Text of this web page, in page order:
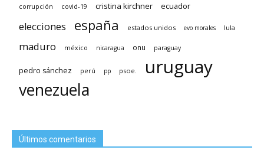
corrupción covid-19 cristina kirchner ecuador
elecciones españa estados unidos evo morales lula
maduro méxico nicaragua onu paraguay
pedro sánchez perú pp psoe. uruguay
venezuela
Últimos comentarios